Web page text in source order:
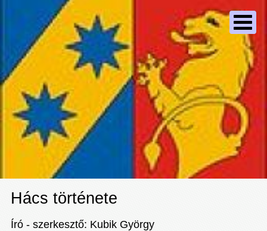
Hács története
Író - szerkesztő: Kubik György